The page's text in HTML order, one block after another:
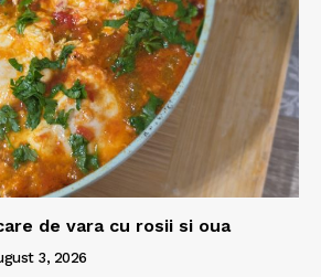
de vara cu rosii si oua
3, 2026